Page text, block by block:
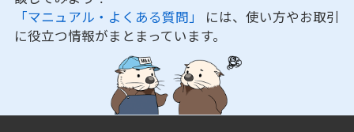
「マニュアル・よくある質問」 には、使い方やお取引
に役立つ情報がまとまっています。